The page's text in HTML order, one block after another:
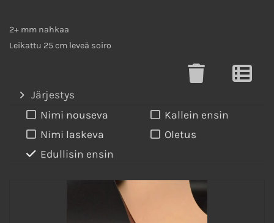
2+ mm nahkaa
Leikattu 25 cm leveä soiro
Järjestys
Nimi nouseva
Nimi laskeva
Edullisin ensin
Kallein ensin
Oletus